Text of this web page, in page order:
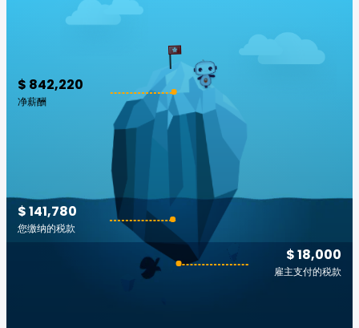
$ 842,220
净薪酬
$ 18,000
雇主支付的税款
$ 141,780
您缴纳的税款